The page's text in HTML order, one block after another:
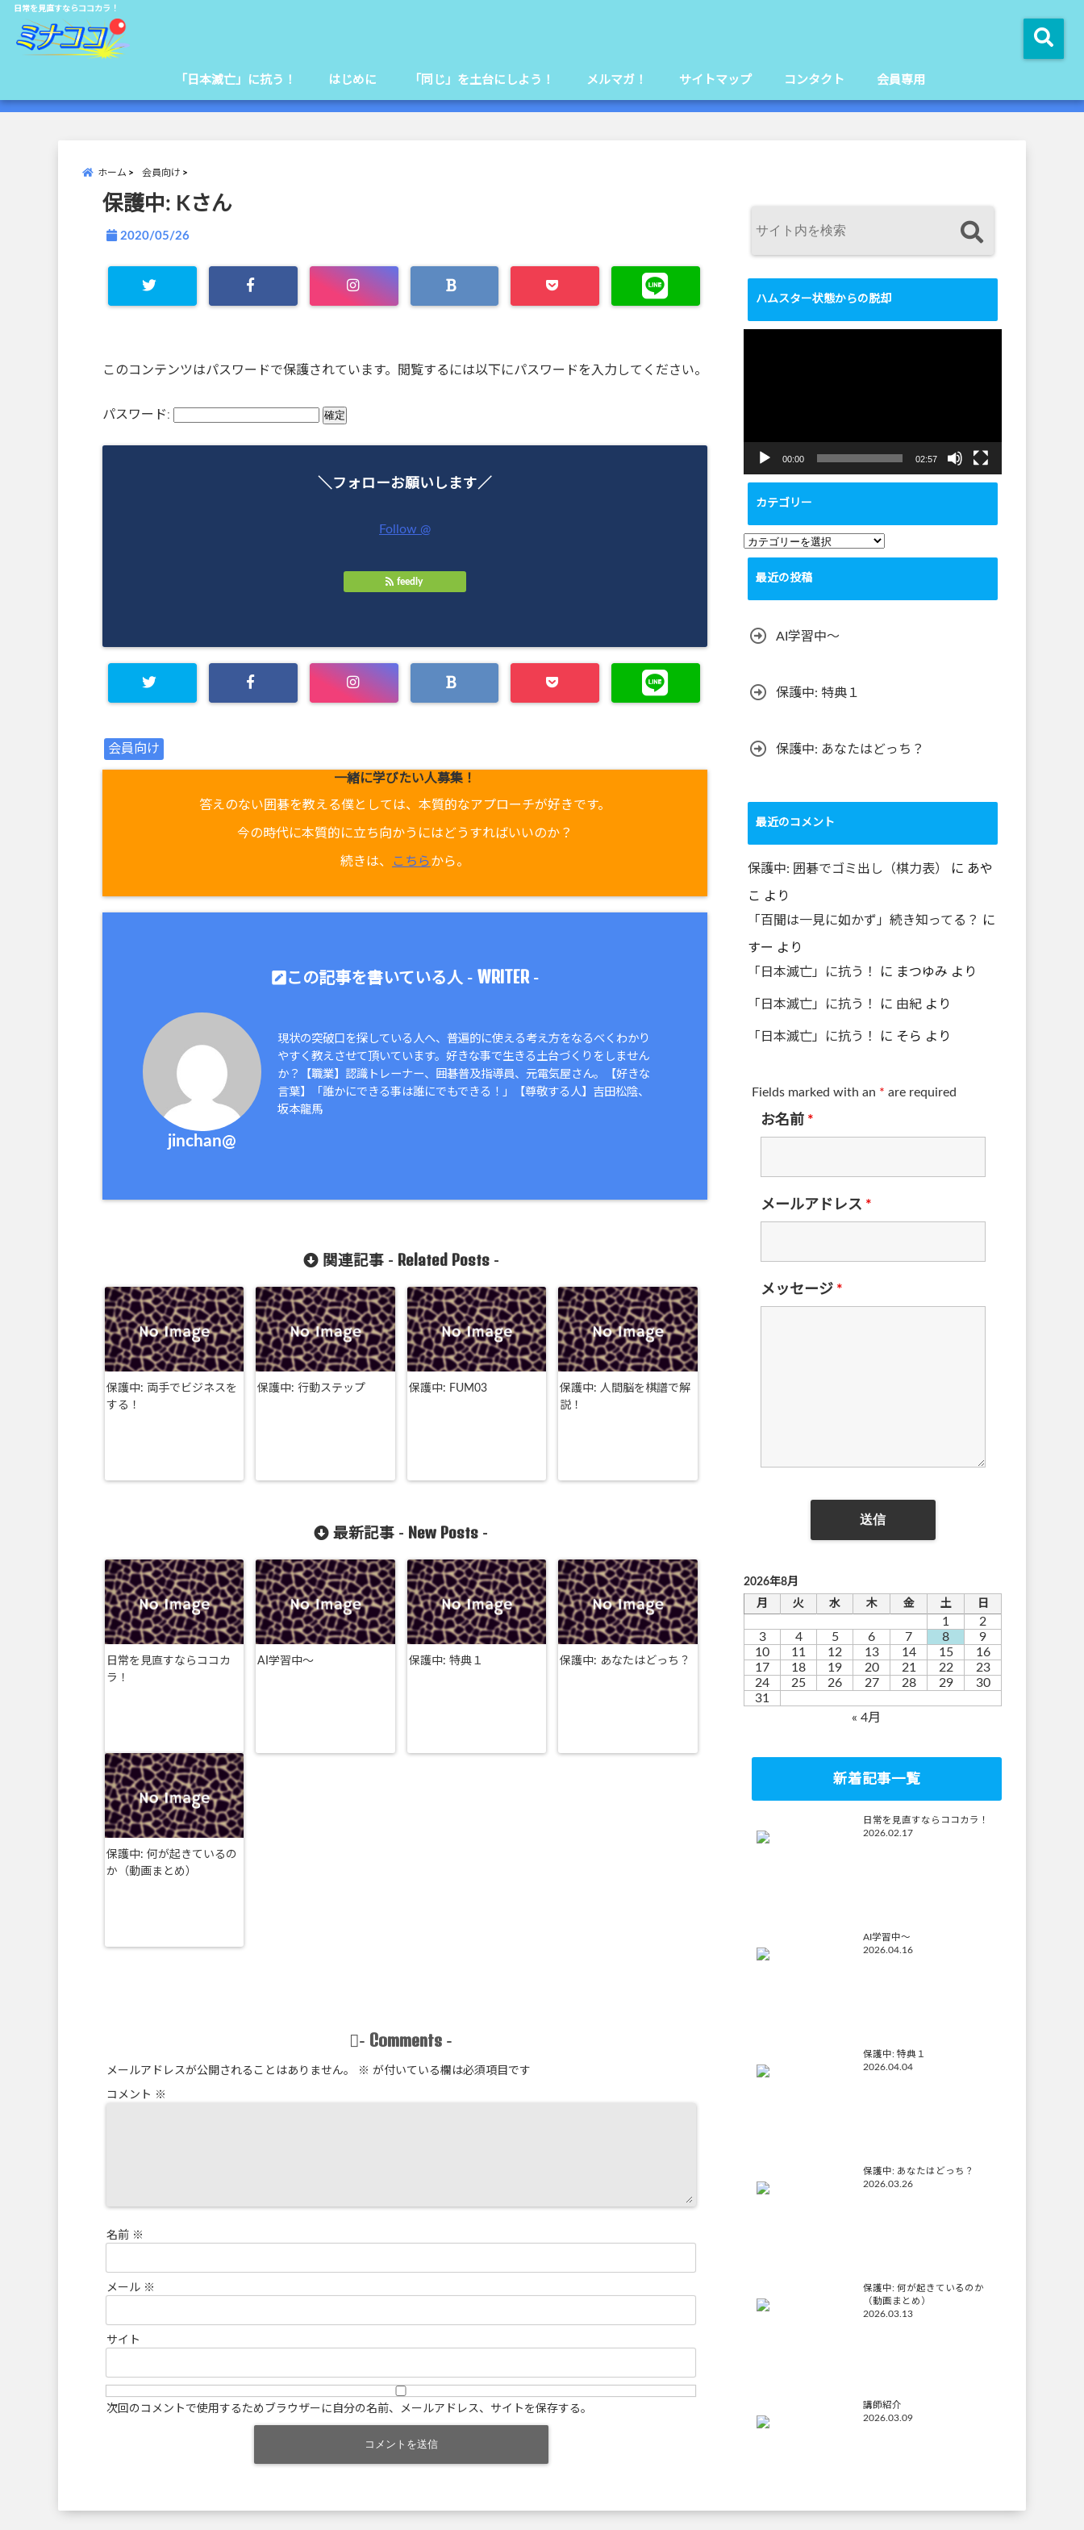
日常を見直すならココカラ！
「日本滅亡」に抗う！ はじめに 「同じ」を土台にしよう！ メルマガ！ サイトマップ コンタクト 会員専用
ホーム 会員向け
保護中: Kさん
2020/05/26
このコンテンツはパスワードで保護されています。閲覧するには以下にパスワードを入力してください。
パスワード:
＼フォローお願いします／
Follow @
feedly
会員向け
一緒に学びたい人募集！
答えのない囲碁を教える僕としては、本質的なアプローチが好きです。
今の時代に本質的に立ち向かうにはどうすればいいのか？
続きは、 こちらから。
この記事を書いている人 - WRITER-
jinchan@
現状の突破口を探している人へ、普遍的に使える考え方をなるべくわかり
やすく教えさせて頂いています。好きな事で生きる土台づくりをしません
か？【職業】認識トレーナー、囲碁普及指導員、元電気屋さん。【好きな
言葉】「誰かにできる事は誰にでもできる！」【尊敬する人】吉田松陰、
坂本龍馬
関連記事 - Related Posts-
保護中: 両手でビジネスを
する！
保護中: 行動ステップ 保護中: FUM03
保護中: 人間脳を棋譜で解
説！
最新記事 - New Posts -
日常を見直すならココカ
ラ！
AI学習中〜 保護中: 特典１ 保護中: あなたはどっち？
保護中: 何が起きているの
か（動画まとめ）
- Comments -
メールアドレスが公開されることはありません。 ※ が付いている欄は必須項目です
コメント ※
名前 ※
メール ※
サイト
次回のコメントで使用するためブラウザーに自分の名前、メールアドレス、サイトを保存する。
ハムスター状態からの脱却
00:00 02:57
カテゴリー
カ
テ
リ
最近の投稿
AI学習中〜
保護中: 特典１
保護中: あなたはどっち？
最近のコメント
保護中: 囲碁でゴミ出し（棋力表） に あや
こ より
「百聞は一見に如かず」続き知ってる？
に
すー より
「日本滅亡」に抗う！
に まつゆみ より
「日本滅亡」に抗う！ に 由紀 より
「日本滅亡」に抗う！ に そら より
Fields marked with an * are required
お名前 *
メールアドレス *
メッセージ *
2026年8月
月
火 水 木 金 土 日
1
2
3
4 5 6 7 8
9
10
11 12 13 14 15
16
17
18 19 20 21 22
23
24
25 26 27 28 29
30
31
« 4月
新着記事一覧
日常を見直すならココカラ！
2026.02.17
AI学習中〜
2026.04.16
保護中: 特典１
2026.04.04
保護中: あなたはどっち？
2026.03.26
保護中: 何が起きているのか
（動画まとめ）
2026.03.13
講師紹介
2026.03.09